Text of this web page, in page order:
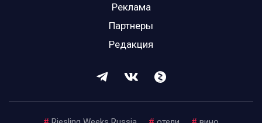
Реклама
Партнеры
Редакция